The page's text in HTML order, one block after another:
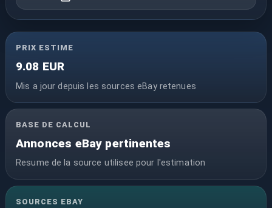
PRIX ESTIME
9.08 EUR
Mis a jour depuis les sources eBay retenues
BASE DE CALCUL
Annonces eBay pertinentes
Resume de la source utilisee pour l'estimation
SOURCES EBAY